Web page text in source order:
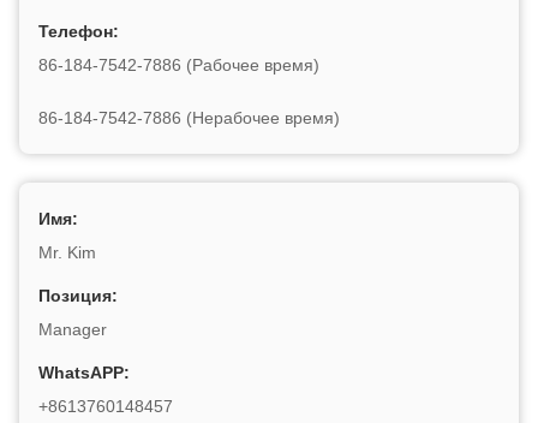
Телефон:
86-184-7542-7886 (Рабочее время)
86-184-7542-7886 (Нерабочее время)
Имя:
Mr. Kim
Позиция:
Manager
WhatsAPP:
+8613760148457